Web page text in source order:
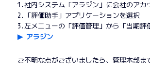
1.社内システム「アラジン」に会社のアカ
2.「評価助手」アプリケーションを選択
3.左メニューの「評価管理」から「当期
▶︎ アラジン
ご不明な点がございましたら、管理本部ま